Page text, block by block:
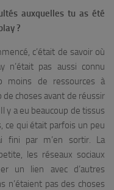
auxquelles tu as été
?
c’était de savoir où
n’était pas aussi connu
moins de ressources à
de choses avant de réussir
y a eu beaucoup de tissus
ce qui était parfois un peu
fini par m’en sortir. La
les réseaux sociaux
un lien avec d’autres
n’étaient pas des choses